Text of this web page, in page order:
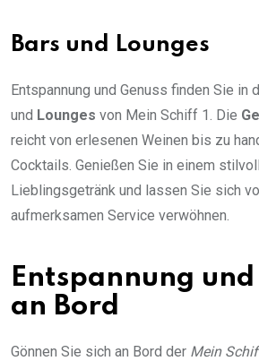
Bars und Lounges
Entspannung und Genuss finden Sie in
und Lounges von Mein Schiff 1. Die
reicht von erlesenen Weinen bis zu
Cocktails. Genießen Sie in einem
Lieblingsgetränk und lassen Sie sich
aufmerksamen Service verwöhnen.
Entspannung
an Bord
Gönnen Sie sich an Bord der Mein